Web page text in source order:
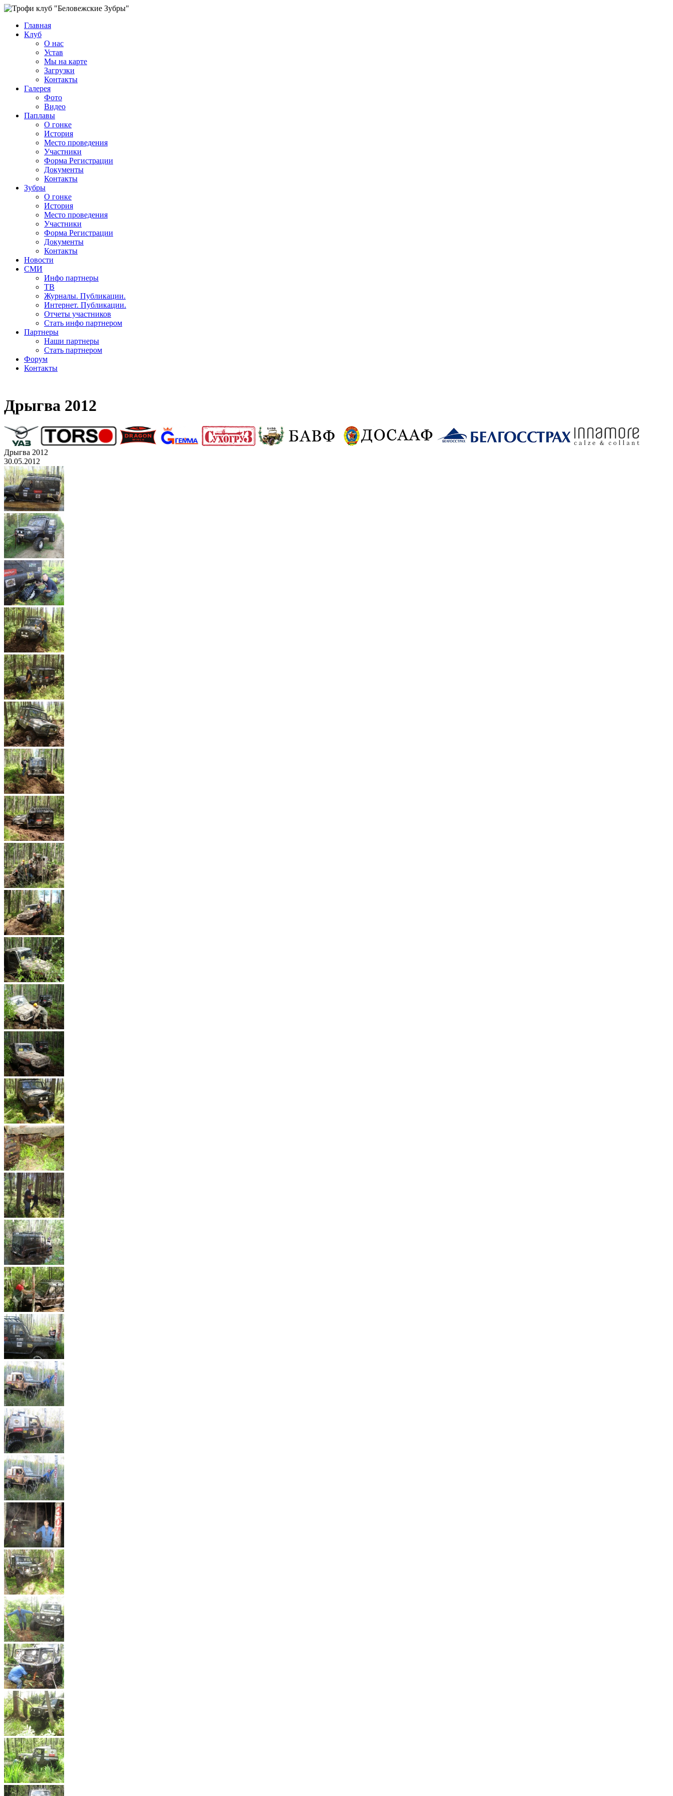
Главная
Клуб
О нас
Устав
Мы на карте
Загрузки
Контакты
Галерея
Фото
Видео
Паплавы
О гонке
История
Место проведения
Участники
Форма Регистрации
Документы
Контакты
Зубры
О гонке
История
Место проведения
Участники
Форма Регистрации
Документы
Контакты
Новости
СМИ
Инфо партнеры
ТВ
Журналы. Публикации.
Интернет. Публикации.
Отчеты участников
Стать инфо партнером
Партнеры
Наши партнеры
Стать партнером
Форум
Контакты
Дрыгва 2012
Дрыгва 2012
30.05.2012